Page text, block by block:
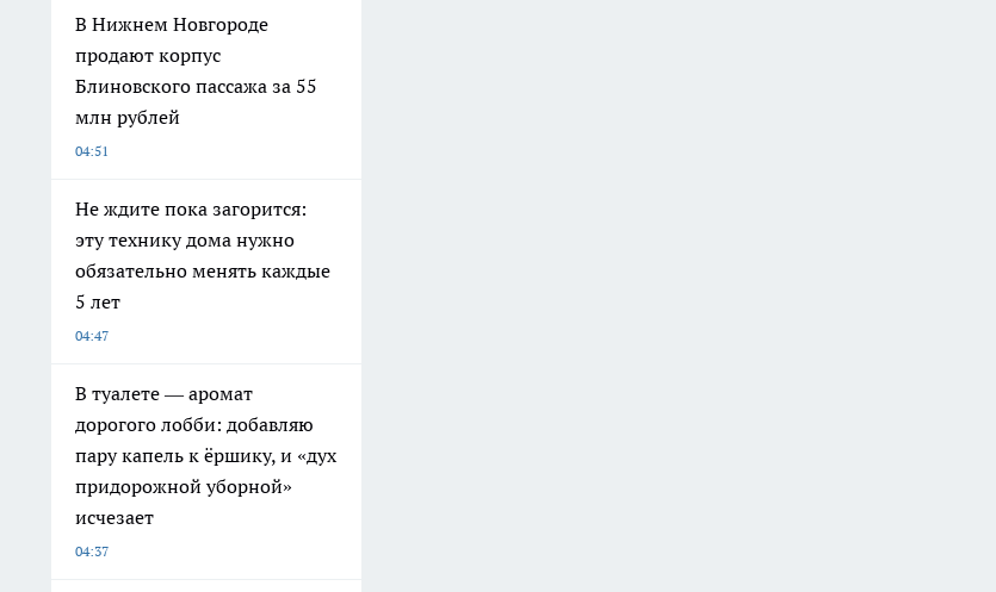
В Нижнем Новгороде
продают корпус
Блиновского пассажа за 55
млн рублей
04:51
Не ждите пока загорится:
эту технику дома нужно
обязательно менять каждые
5 лет
04:47
В туалете — аромат
дорогого лобби: добавляю
пару капель к ёршику, и «дух
придорожной уборной»
исчезает
04:37